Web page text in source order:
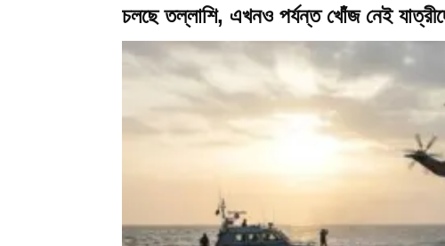
চলছে তল্লাশি, এখনও পর্যন্ত খোঁজ নেই